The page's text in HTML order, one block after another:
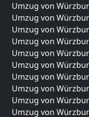
Umzug von
Umzug von
Umzug von
Umzug von
Umzug von
Umzug von
Umzug von
Umzug von
Umzug von
Umzug von